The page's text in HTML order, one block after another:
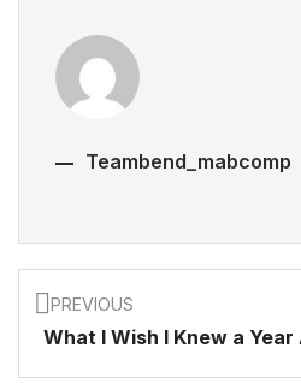
Teambend_mabcomp
PREVIOUS
What I Wish I Knew a